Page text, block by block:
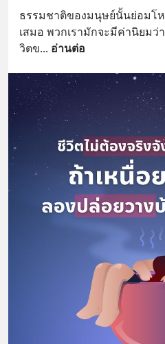
ธรรมชาติของมนุษย์นั้นย่อมโห
เสมอ พวกเรามักจะมีค่านิยม
วิตข... อ่านต่อ